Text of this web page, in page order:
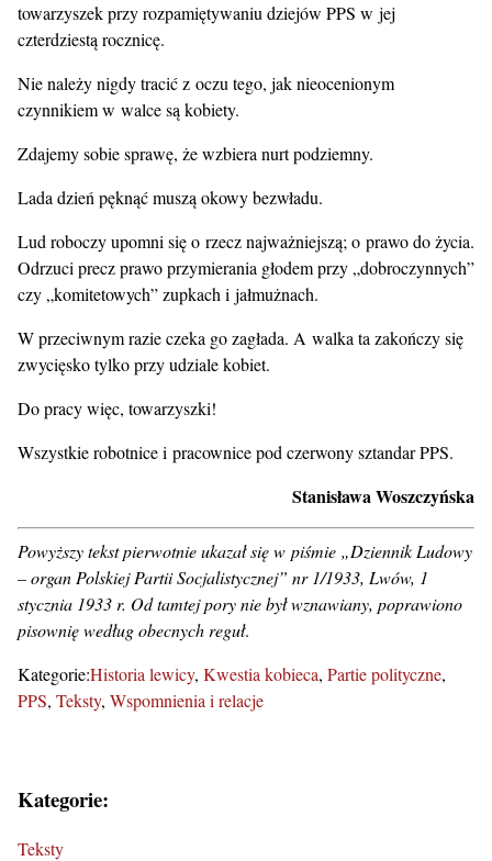
towarzyszek przy rozpamiętywaniu dziejów PPS w jej
czterdziestą rocznicę.
Nie należy nigdy tracić z oczu tego, jak nieocenionym
czynnikiem w walce są kobiety.
Zdajemy sobie sprawę, że wzbiera nurt podziemny.
Lada dzień pęknąć muszą okowy bezwładu.
Lud roboczy upomni się o rzecz najważniejszą; o prawo do życia.
Odrzuci precz prawo przymierania głodem przy „dobroczynnych”
czy „komitetowych” zupkach i jałmużnach.
W przeciwnym razie czeka go zagłada. A walka ta zakończy się
zwycięsko tylko przy udziale kobiet.
Do pracy więc, towarzyszki!
Wszystkie robotnice i pracownice pod czerwony sztandar PPS.
Stanisława Woszczyńska
Powyższy tekst pierwotnie ukazał się w piśmie „Dziennik Ludowy
– organ Polskiej Partii Socjalistycznej” nr 1/1933, Lwów, 1
stycznia 1933 r. Od tamtej pory nie był wznawiany, poprawiono
pisownię według obecnych reguł.
Kategorie:Historia lewicy Kwestia kobieca Partie polityczne
PPS Teksty Wspomnienia i relacje
Kategorie:
Teksty